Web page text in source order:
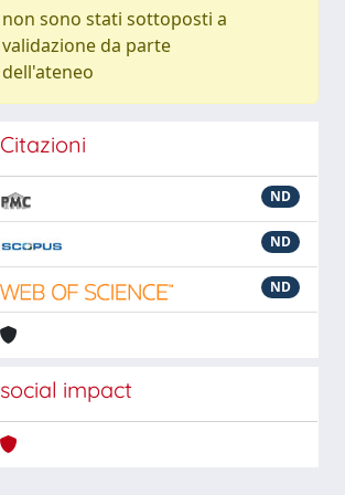
non sono stati sottoposti a
validazione da parte
dell'ateneo
Citazioni
ND
ND
ND
social impact